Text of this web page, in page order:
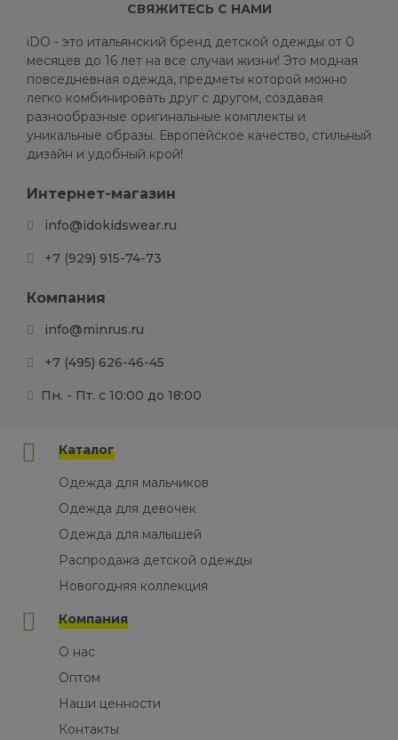
СВЯЖИТЕСЬ С НАМИ
iDO - это итальянский бренд детской одежды от 0
месяцев до 16 лет на все случаи жизни! Это модная
повседневная одежда, предметы которой можно
легко комбинировать друг с другом, создавая
разнообразные оригинальные комплекты и
уникальные образы. Европейское качество, стильный
дизайн и удобный крой!
Интернет-магазин
info@idokidswear.ru
+7 (929) 915-74-73
Компания
info@minrus.ru
+7 (495) 626-46-45
Пн. - Пт. с 10:00 до 18:00
Каталог
Одежда для мальчиков
Одежда для девочек
Одежда для малышей
Распродажа детской одежды
Новогодняя коллекция
Компания
О нас
Оптом
Наши ценности
Контакты